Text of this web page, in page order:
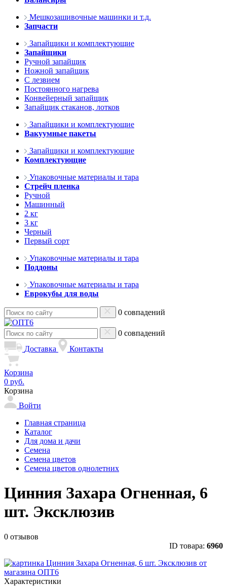
Мешкозашивочные машинки и т.д.
Запчасти
Запайщики и комплектующие
Запайщики
Ручной запайщик
Ножной запайщик
С лезвием
Постоянного нагрева
Конвейерный запайщик
Запайщик стаканов, лотков
Запайщики и комплектующие
Вакуумные пакеты
Запайщики и комплектующие
Комплектующие
Упаковочные материалы и тара
Стрейч пленка
Ручной
Машинный
2 кг
3 кг
Черный
Первый сорт
Упаковочные материалы и тара
Поддоны
Упаковочные материалы и тара
Еврокубы для воды
0 совпадений
0 совпадений
Доставка
Контакты
Корзина
0 руб.
Корзина
Войти
Главная страница
Каталог
Для дома и дачи
Семена
Семена цветов
Семена цветов однолетних
Цинния Захара Огненная, 6
шт. Эксклюзив
0 отзывов
ID товара: 6960
Характеристики